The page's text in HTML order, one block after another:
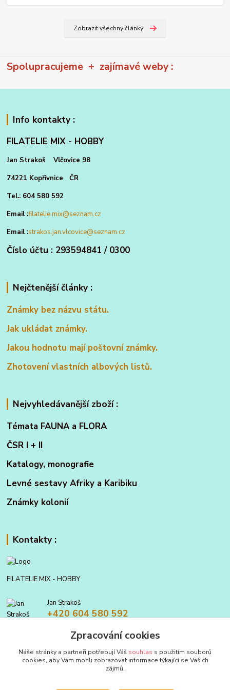
Zobrazit všechny články
Spolupracujeme + zajímavé weby :
Info kontakty :
FILATELIE MIX - HOBBY
Jan Strakoš Vlčovice 98
74221 Kopřivnice ČR
Tel.: 604 580 592
Email :filatelie.mix@seznam.cz
Email :strakos.jan.vlcovice@seznam.cz
Číslo účtu : 293594841 / 0300
Nejčtenější články :
Známky bez názvu státu.
Jak ukládat známky.
Jakou hodnotu mají poštovní známky.
Zhotovení vlastních albových listů.
Nejvyhledávanější zboží :
Témata FAUNA a FLORA
ČSR I + II
Katalogy, monografie
Levné sestavy Afriky a Karibiku
Známky kolonií
Kontakty :
FILATELIE MIX - HOBBY
Jan Strakoš
+420 604 580 592
filatelie.mix@seznam.czZpracování cookies
Náše stránky a partneři potřebují Váš souhlas s použitím souborů
cookies, aby Vám mohli zobrazovat informace týkající se Vašich
zájmů.